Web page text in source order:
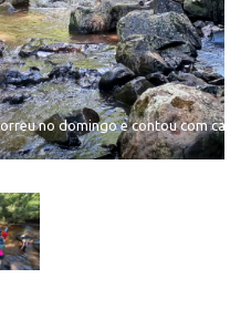
no domingo e contou com